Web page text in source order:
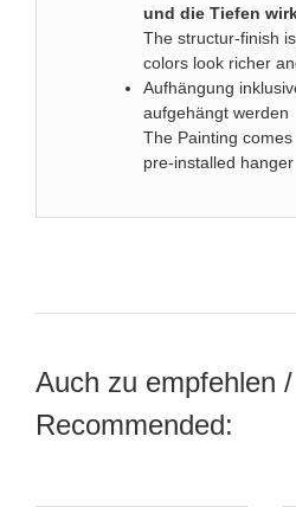
und die Tiefen
The structur-finish
colors look richer
Aufhängung
aufgehängt werden
The Painting
pre-installed hanger
Auch zu empfehlen /
Recommended: